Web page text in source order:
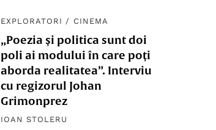
EXPLORATORI / CINEMA
„Poezia și politica sunt doi
poli ai modului în care poți
aborda realitatea”. Interviu
cu regizorul Johan
Grimonprez
IOAN STOLERU